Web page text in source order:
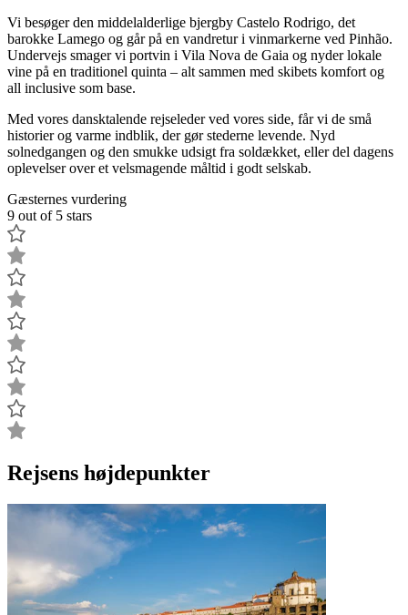
Vi besøger den middelalderlige bjergby Castelo Rodrigo, det
barokke Lamego og går på en vandretur i vinmarkerne ved Pinhão.
Undervejs smager vi portvin i Vila Nova de Gaia og nyder lokale
vine på en traditionel quinta – alt sammen med skibets komfort og
all inclusive som base.
Med vores dansktalende rejseleder ved vores side, får vi de små
historier og varme indblik, der gør stederne levende. Nyd
solnedgangen og den smukke udsigt fra soldækket, eller del dagens
oplevelser over et velsmagende måltid i godt selskab.
Gæsternes vurdering
9 out of 5 stars
Rejsens højdepunkter